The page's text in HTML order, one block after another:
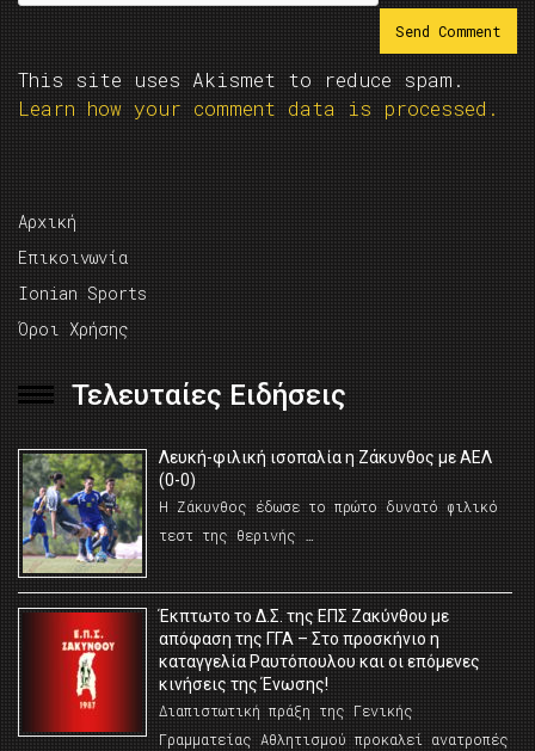
This site uses Akismet to reduce spam.
Learn how your comment data is processed.
Αρχική
Επικοινωνία
Ionian Sports
Όροι Χρήσης
Τελευταίες Ειδήσεις
Λευκή-φιλική ισοπαλία η Ζάκυνθος με ΑΕΛ
(0-0)
Η Ζάκυνθος έδωσε το πρώτο δυνατό φιλικό
τεστ της θερινής …
Έκπτωτο το Δ.Σ. της ΕΠΣ Ζακύνθου με
απόφαση της ΓΓΑ – Στο προσκήνιο η
καταγγελία Ραυτόπουλου και οι επόμενες
κινήσεις της Ένωσης!
Διαπιστωτική πράξη της Γενικής
Γραμματείας Αθλητισμού προκαλεί ανατροπές